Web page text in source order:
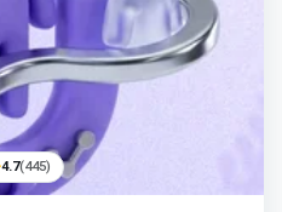
4.7(445)